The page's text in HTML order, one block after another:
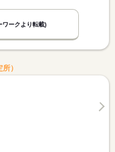
ワークより転載)
）